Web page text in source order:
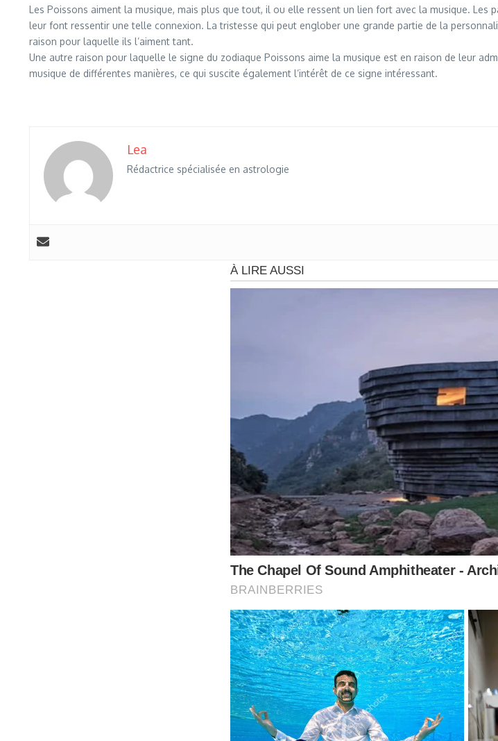
Les Poissons aiment la musique, mais plus que tout, il ou elle ressent un lien fort avec la musique.
leur font ressentir une telle connexion. La tristesse qui peut englober une grande partie de la
raison pour laquelle ils l’aiment tant.
Une autre raison pour laquelle le signe du zodiaque Poissons aime la musique est en raison de leur
musique de différentes manières, ce qui suscite également l’intérêt de ce signe intéressant.
Lea
Rédactrice spécialisée en astrologie